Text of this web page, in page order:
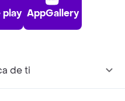
play AppGallery
de ti